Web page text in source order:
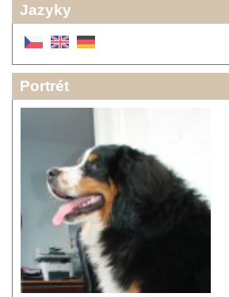
Jazyky
Portrét